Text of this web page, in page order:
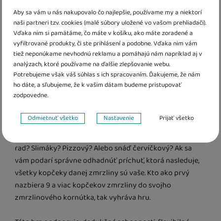
Aby sa vám u nás nakupovalo čo najlepšie, používame my a niektorí
naši partneri tzv. cookies (malé súbory uložené vo vašom prehliadači).
Vďaka nim si pamätáme, čo máte v košíku, ako máte zoradené a
vyfiltrované produkty, či ste prihlásení a podobne. Vďaka nim vám
tiež neponúkame nevhodnú reklamu a pomáhajú nám napríklad aj v
analýzach, ktoré používame na ďalšie zlepšovanie webu.
Potrebujeme však váš súhlas s ich spracovaním. Ďakujeme, že nám
ho dáte, a sľubujeme, že k vašim dátam budeme pristupovať
zodpovedne.
Nastavenie súhlasov s kategóriami cookies
VŽDY AKTÍVNE
Technické cookies umožňujú váš priechod nákupným košíkom,
porovnávanie produktov a ďalšie nevyhnutné funkcie.
Preferenčné a rozšírené funkcie
Preferenčné a rozšírené funkcie- aby ste nemuseli všetko
nastavovať znova a aby ste sa s nami mohli spojiť napr. pomocou
chatu.
Odmietnuť všetko Nastavenie Prijať všetko
tvorcov Výbušných mačiatok. Táto hra spoločne s
ďalšími mačiatkovými hrami vám garantuje skvelú
zábavu aj s tými najmenšími. Za jej vznikom stojí
štvorročné dievčatko, ktoré spoločne so svojim oteckom
(Elan Lee - autor Výbušných mačiatok) vzalo papiere,
fixky a nálepky a pustilo sa do vytvárania hier, pri
ktorých sa budete baviť a zároveň sa aj niečo naučíte.
O čom táto hra je a čo je cieľom?
Zbierajte prapodivne vtipné príchute zmrzliny do vášho
rad? Slimáky? Pizzový? Alebo snáď červíčkový? Ak sa
vám podarí správne odhadnúť príchuť, ktorá nasleduje,
všetky kopčeky danej zmrzliny sú vaše. Kto ako prvý
nazbiera 9 a viac kopčekov zmrzliny do svojho
zmrzlinového kornútka, tak vyhráva hru.